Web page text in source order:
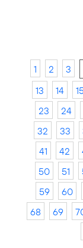
1 2 3
13
14
23
24
32
33
41
42
50
51
59
60
68
69